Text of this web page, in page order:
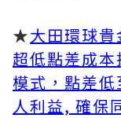
★大田環球
超低點差成
模式，點差
人利益, 確保